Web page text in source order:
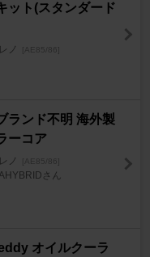
ット(スタンダード
ノ [AE85/86]
ランド不明 海外製
ーコア
ノ [AE85/86]
さん
オイルクーラ